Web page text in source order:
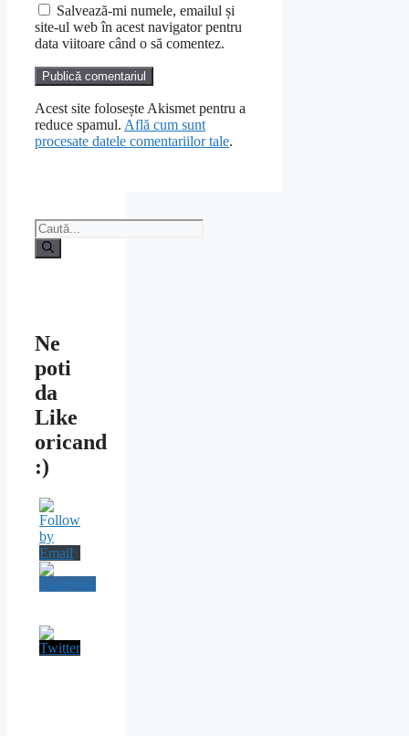
Salvează-mi numele, emailul și
site-ul web în acest navigator pentru
data viitoare când o să comentez.
Acest site folosește Akismet pentru a
reduce spamul. Află cum sunt
procesate datele comentariilor tale.
Caută
după:
Ne
poti
da
Like
oricand
:)